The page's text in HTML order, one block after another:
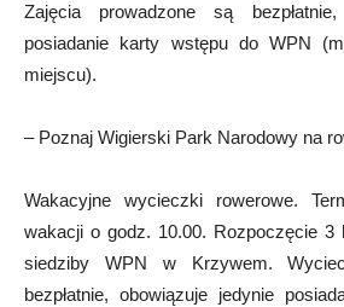
Zajęcia prowadzone są
posiadanie karty wstępu do WPN
miejscu).
– Poznaj Wigierski Park Narodowy na
Wakacyjne wycieczki rowerowe.
wakacji o godz. 10.00. Rozpoczęcie 3
siedziby WPN w Krzywem.
bezpłatnie, obowiązuje jedynie